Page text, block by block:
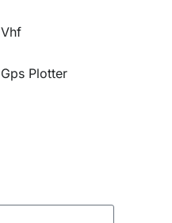
Vhf
Gps Plotter